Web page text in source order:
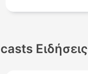
Ειδήσεις